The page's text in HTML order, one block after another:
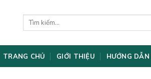
Tìm
TRANG CHỦ GIỚI THIỆU HƯỚNG